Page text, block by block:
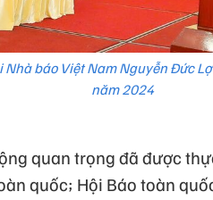
báo Việt Nam Nguyễn Đức
năm 2024
quan trọng đã được
quốc; Hội Báo toàn